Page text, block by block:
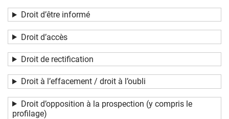
Droit d’être informé
Droit d’accès
Droit de rectification
Droit à l’effacement / droit à l’oubli
Droit d’opposition à la prospection (y compris le
profilage)